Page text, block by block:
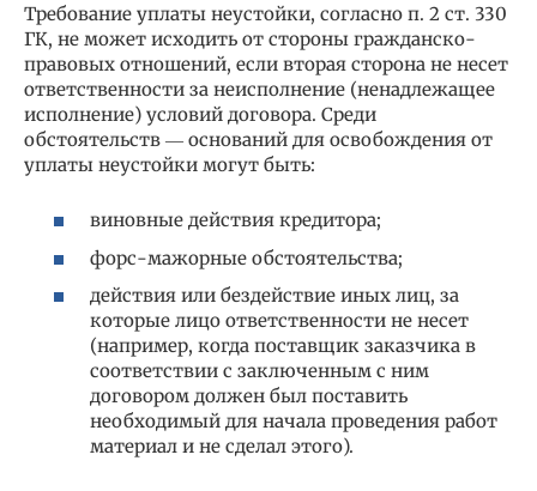
Требование уплаты неустойки, согласно п. 2 ст. 330
ГК, не может исходить от стороны гражданско-
правовых отношений, если вторая сторона не несет
ответственности за неисполнение (ненадлежащее
исполнение) условий договора. Среди
обстоятельств ― оснований для освобождения от
уплаты неустойки могут быть:
виновные действия кредитора;
форс-мажорные обстоятельства;
действия или бездействие иных лиц, за
которые лицо ответственности не несет
(например, когда поставщик заказчика в
соответствии с заключенным с ним
договором должен был поставить
необходимый для начала проведения работ
материал и не сделал этого).